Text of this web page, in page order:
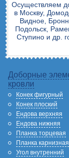
Осуществляем
в Москву,
Видное,
Подольск,
Ступино и др.
Доборные
кровли
Конек фигурный
Конек плоский
Ендова верхняя
Ендова нижняя
Планка торцевая
Планка карнизная
Угол внутренний